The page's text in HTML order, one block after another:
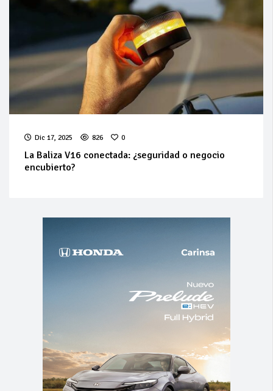
Dic 17, 2025 826 0
La Baliza V16 conectada: ¿seguridad o negocio
encubierto?